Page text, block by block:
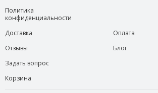
Политика
конфиденциальности
Доставка
Отзывы
Задать вопрос
Корзина
Оплата
Блог